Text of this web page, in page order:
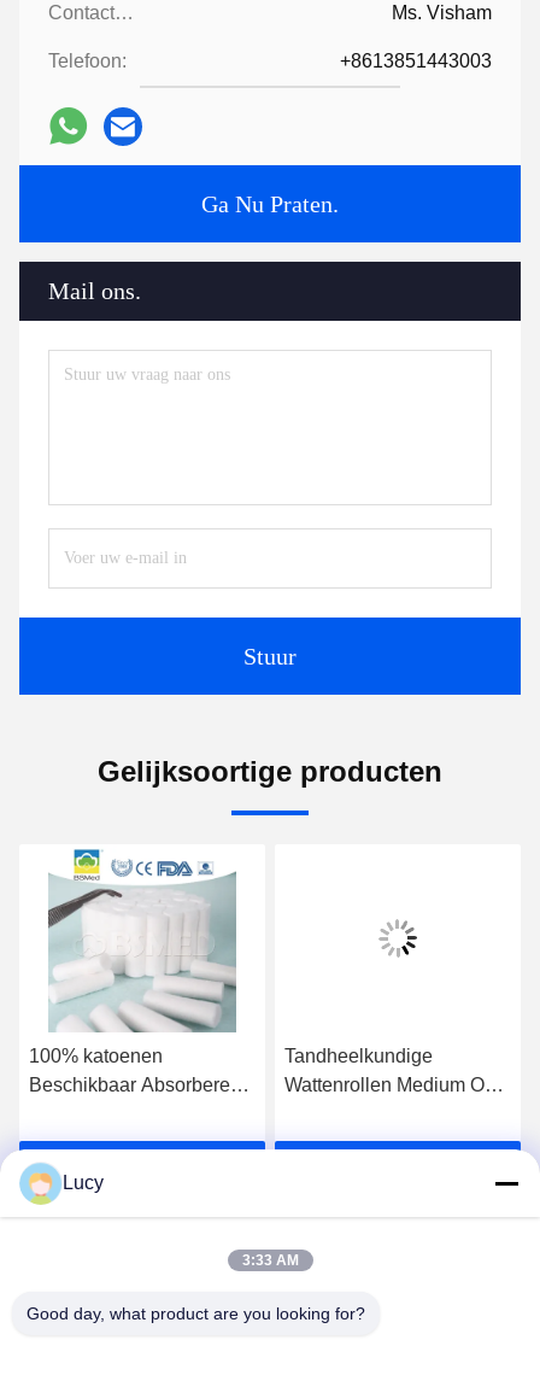
Contactpersonen: Ms. Visham
Telefoon: +8613851443003
Ga Nu Praten.
Mail ons.
Stuur
Gelijksoortige producten
100% katoenen
Beschikbaar Absorberend
Katoenen Broodje
Tandheelkundige
Wattenrollen Medium Op
Absorberend Premium
Wattenrollen
10*38mm Goede
Lucy
3:33 AM
Good day, what product are you looking for?